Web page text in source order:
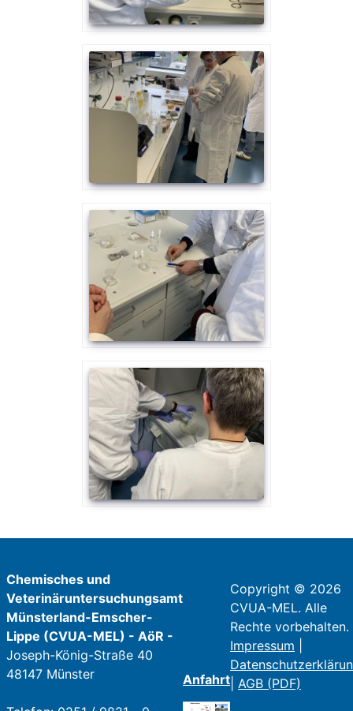
Chemisches und
Veterinäruntersuchungsamt
Münsterland-Emscher-
Lippe (CVUA-MEL) - AöR -
Joseph-König-Straße 40
48147 Münster
Anfahrt
Copyright © 2026
CVUA-MEL. Alle
Rechte vorbehalten.
Impressum
AGB (PDF)